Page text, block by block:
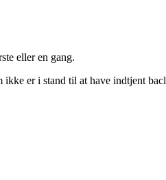
eller en gang.
er i stand til at have indtjent